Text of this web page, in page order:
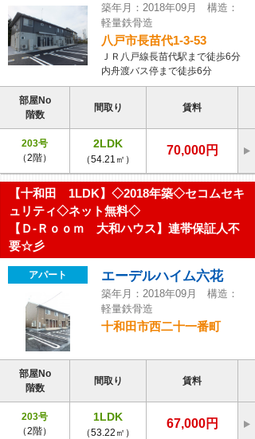
築年月：2018年09月 構造：
軽量鉄骨造
八戸市長苗代1-3-53
ＪＲ八戸線長苗代駅まで徒歩6分
内舟渡バス停まで徒歩6分
部屋No
階数
間取り 賃料
203号
（2階）
2LDK
（54.21㎡）
70,000円
【十和田 1LDK】◇2018年築◇セコムセキ
ュリティ◇ネット無料◇
【Ｄ-Ｒｏｏｍ 大和ハウス】連帯保証人不
要☆彡
アパート エーデルハイム六花
築年月：2018年09月 構造：
軽量鉄骨造
十和田市西二十一番町
部屋No
階数
間取り 賃料
203号
（2階）
1LDK
（53.22㎡）
67,000円